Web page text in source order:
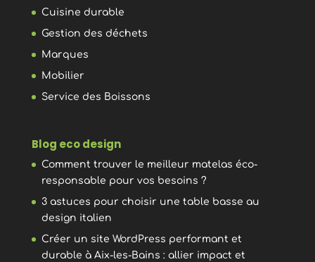
Cuisine durable
Gestion des déchets
Marques
Mobilier
Service des Boissons
Blog eco design
Comment trouver le meilleur matelas éco-
responsable pour vos besoins ?
3 astuces pour choisir une table basse au
design italien
Créer un site WordPress performant et
durable à Aix-les-Bains : allier impact et